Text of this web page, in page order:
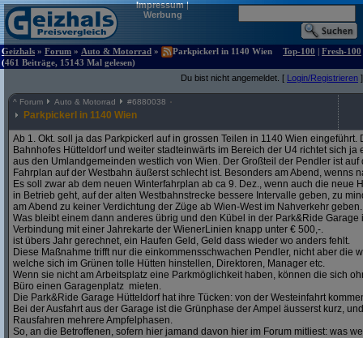
Impressum|
Werbung
Geizhals » Forum » Auto & Motorrad »
Parkpickerl in 1140 Wien
(461 Beiträge, 15143 Mal gelesen)
Top-100 | Fresh-100
Du bist nicht angemeldet. [ Login/Registrieren ]
^ Forum Auto & Motorrad #6880038
Parkpickerl in 1140 Wien
Ab 1. Okt. soll ja das Parkpickerl auf in grossen Teilen in 1140 Wien
Bahnhofes Hütteldorf und weiter stadteinwärts im Bereich der U4 richtet sich
aus den Umlandgemeinden westlich von Wien. Der Großteil der Pendler ist
Fahrplan auf der Westbahn äußerst schlecht ist. Besonders am Abend, wenns
Es soll zwar ab dem neuen Winterfahrplan ab ca 9. Dez., wenn auch die neue
in Betrieb geht, auf der alten Westbahnstrecke bessere Intervalle geben, zu
am Abend zu keiner Verdichtung der Züge ab Wien-West im Nahverkehr geben.
Was bleibt einem dann anderes übrig und den Kübel in der Park&Ride
Verbindung mit einer Jahrekarte der WienerLinien knapp unter € 500,-.
ist übers Jahr gerechnet, ein Haufen Geld, Geld dass wieder wo anders fehlt.
Diese Maßnahme trifft nur die einkommensschwachen Pendler, nicht aber die
welche sich im Grünen tolle Hütten hinstellen, Direktoren, Manager etc.
Wenn sie nicht am Arbeitsplatz eine Parkmöglichkeit haben, können die sich
Büro einen Garagenplatz mieten.
Die Park&Ride Garage Hütteldorf hat ihre Tücken: von der Westeinfahrt
Bei der Ausfahrt aus der Garage ist die Grünphase der Ampel äusserst kurz,
Rausfahren mehrere Ampfelphasen.
So, an die Betroffenen, sofern hier jamand davon hier im Forum mitliest: was